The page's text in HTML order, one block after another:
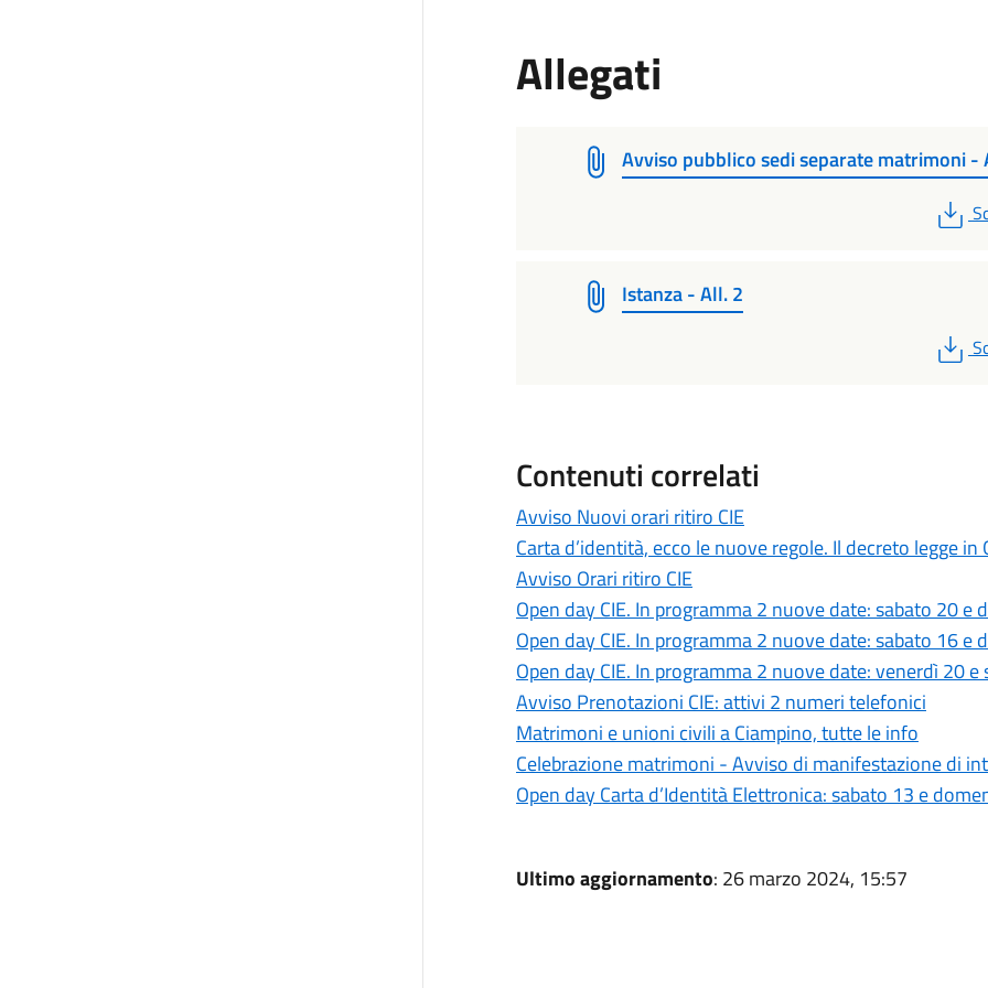
Allegati
Avviso pubblico sedi separate matrimoni -
Istanza - All. 2
Contenuti correlati
Avviso Nuovi orari ritiro CIE
Carta d’identità, ecco le nuove regole. Il decreto legge
Avviso Orari ritiro CIE
Open day CIE. In programma 2 nuove date: sabato 20 e
Open day CIE. In programma 2 nuove date: sabato 16 e
Open day CIE. In programma 2 nuove date: venerdì 20
Avviso Prenotazioni CIE: attivi 2 numeri telefonici
Matrimoni e unioni civili a Ciampino, tutte le info
Celebrazione matrimoni - Avviso di manifestazione di
Open day Carta d’Identità Elettronica: sabato 13 e
Ultimo aggiornamento: 26 marzo 2024, 15:57